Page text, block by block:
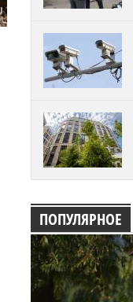
ПОПУЛЯРНОЕ